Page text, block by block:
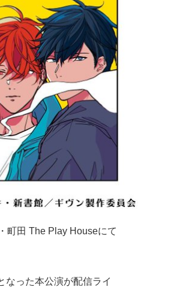
町田 The Play Houseにて
なった本公演が配信ライ